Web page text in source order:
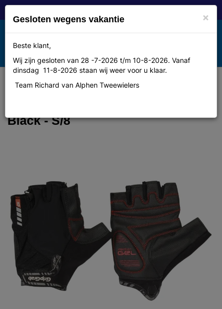
Toggle
navigation
MENU
Gripgrab ProGel Padded Korte
Black - S/8
×
Gesloten wegens vakantie
Beste klant,
Wij zijn gesloten van 28 -7-2026 t/m 10-8-2026. Vanaf
dinsdag 11-8-2026 staan wij weer voor u klaar.
Team Richard van Alphen Tweewielers